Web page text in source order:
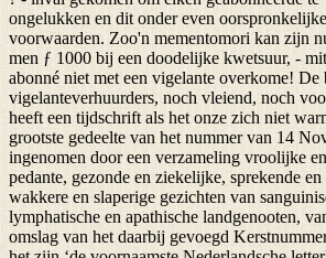
ongelukken en dit onder even
voorwaarden. Zoo'n mementomori kan zijn
men ƒ 1000 bij een doodelijke kwetsuur, -
abonné niet met een vigelante overkome!
vigelanteverhuurders, noch vleiend, noch
heeft een tijdschrift als het onze zich niet
grootste gedeelte van het nummer van 14
ingenomen door een verzameling vroolijke
pedante, gezonde en ziekelijke, sprekende en
wakkere en slaperige gezichten van
lymphatische en apathische landgenooten,
omslag van het daarbij gevoegd